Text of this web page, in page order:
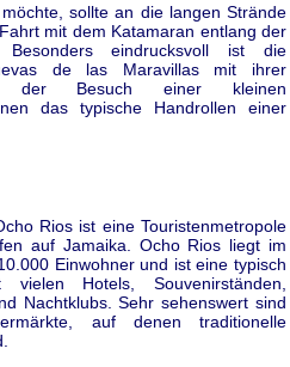
sollte an die langen Strände
mit dem Katamaran entlang der
Besonders eindrucksvoll ist die
de las Maravillas mit ihrer
der Besuch einer kleinen
das typische Handrollen einer
Rios ist eine Touristenmetropole
auf Jamaika. Ocho Rios liegt im
Einwohner und ist eine typisch
vielen Hotels, Souvenirständen,
Nachtklubs. Sehr sehenswert sind
auf denen traditionelle